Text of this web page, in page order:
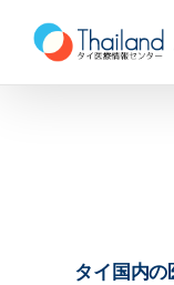
content
タイ国内の